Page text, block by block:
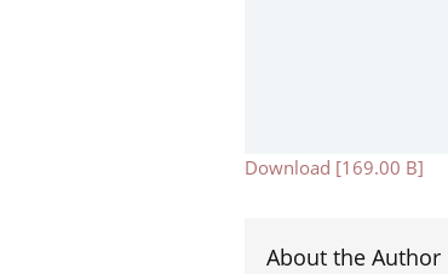
Download [169.00 B]
About the Author